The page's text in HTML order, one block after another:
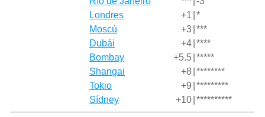
Londres
+1 *
Moscú
+3 ***
Dubái
+4 ****
Bombay
+5.5 *****
Shangai
+8 ********
Tokio
+9 *********
Sídney
+10 **********